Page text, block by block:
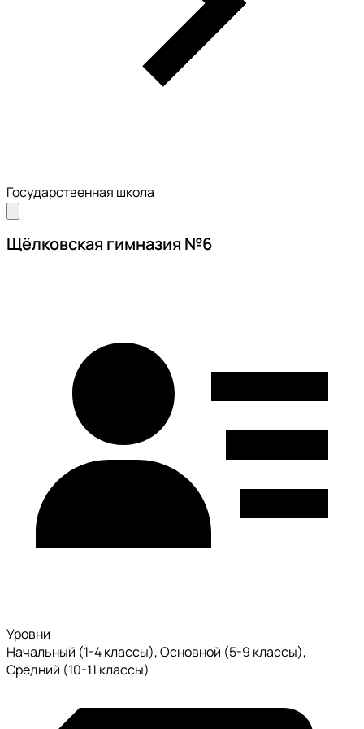
Государственная школа
Щёлковская гимназия №6
Уровни
Начальный (1-4 классы), Основной (5-9 классы),
Средний (10-11 классы)